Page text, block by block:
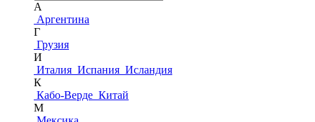
А
Аргентина
Г
Грузия
И
Италия Испания Исландия
К
Кабо-Верде Китай
М